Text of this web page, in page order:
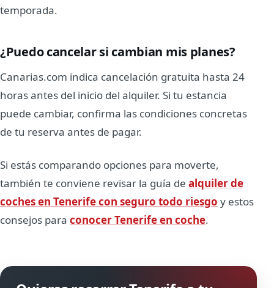
temporada.
¿Puedo cancelar si cambian mis planes?
Canarias.com indica cancelación gratuita hasta 24
horas antes del inicio del alquiler. Si tu estancia
puede cambiar, confirma las condiciones concretas
de tu reserva antes de pagar.
Si estás comparando opciones para moverte,
también te conviene revisar la guía de alquiler de
coches en Tenerife con seguro todo riesgo y estos
consejos para conocer Tenerife en coche.